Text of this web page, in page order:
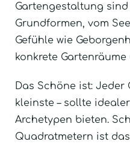
Gartengestaltung
Grundformen, vom
Gefühle wie
konkrete Gartenräume
Das Schöne ist: Jeder
kleinste – sollte
Archetypen bieten.
Quadratmetern ist